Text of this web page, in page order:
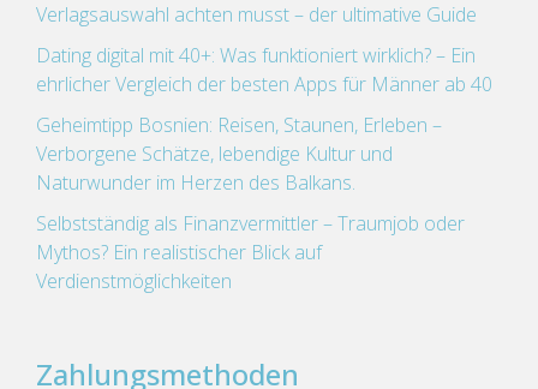
Verlagsauswahl achten musst – der ultimative Guide
Dating digital mit 40+: Was funktioniert wirklich? – Ein
ehrlicher Vergleich der besten Apps für Männer ab 40
Geheimtipp Bosnien: Reisen, Staunen, Erleben –
Verborgene Schätze, lebendige Kultur und
Naturwunder im Herzen des Balkans.
Selbstständig als Finanzvermittler – Traumjob oder
Mythos? Ein realistischer Blick auf
Verdienstmöglichkeiten
Zahlungsmethoden